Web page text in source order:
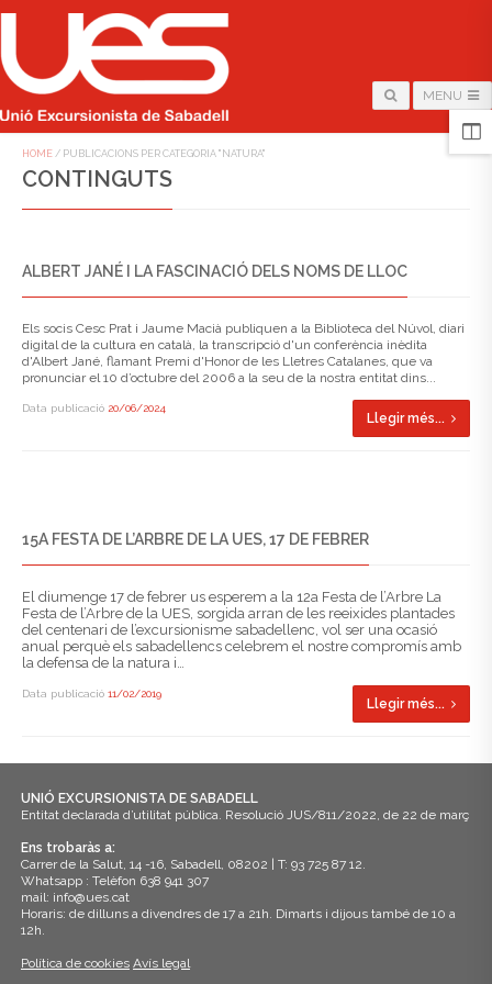
MENU
HOME / PUBLICACIONS PER CATEGORIA "NATURA"
CONTINGUTS
ALBERT JANÉ I LA FASCINACIÓ DELS NOMS DE LLOC
Els socis Cesc Prat i Jaume Macià publiquen a la Biblioteca del Núvol, diari
digital de la cultura en català, la transcripció d'un conferència inèdita
d'Albert Jané, flamant Premi d'Honor de les Lletres Catalanes, que va
pronunciar el 10 d’octubre del 2006 a la seu de la nostra entitat dins...
Data publicació 20/06/2024
Llegir més...
15A FESTA DE L’ARBRE DE LA UES, 17 DE FEBRER
El diumenge 17 de febrer us esperem a la 12a Festa de l’Arbre La
Festa de l’Arbre de la UES, sorgida arran de les reeixides plantades
del centenari de l’excursionisme sabadellenc, vol ser una ocasió
anual perquè els sabadellencs celebrem el nostre compromís amb
la defensa de la natura i…
Data publicació 11/02/2019
Llegir més...
UNIÓ EXCURSIONISTA DE SABADELL
Entitat declarada d’utilitat pública. Resolució JUS/811/2022, de 22 de març
Ens trobaràs a:
Carrer de la Salut, 14 -16, Sabadell, 08202 | T: 93 725 87 12.
Whatsapp : Telèfon 638 941 307
mail: info@ues.cat
Horaris: de dilluns a divendres de 17 a 21h. Dimarts i dijous també de 10 a
12h.
Política de cookies Avís legal